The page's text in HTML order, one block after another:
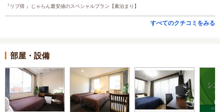
『リブ得 』じゃらん最安値のスペシャルプラン【素泊まり】
すべてのクチコミをみる
部屋・設備